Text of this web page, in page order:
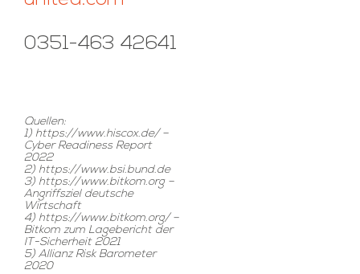
0351-463 42641
Quellen:
1) https://www.hiscox.de/ –
Cyber Readiness Report
2022
2) https://www.bsi.bund.de
3) https://www.bitkom.org –
Angriffsziel deutsche
Wirtschaft
4) https://www.bitkom.org/ –
Bitkom zum Lagebericht der
IT-Sicherheit 2021
5) Allianz Risk Barometer
2020